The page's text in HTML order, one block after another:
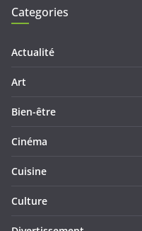
Categories
Actualité
Art
Bien-être
Cinéma
Cuisine
Culture